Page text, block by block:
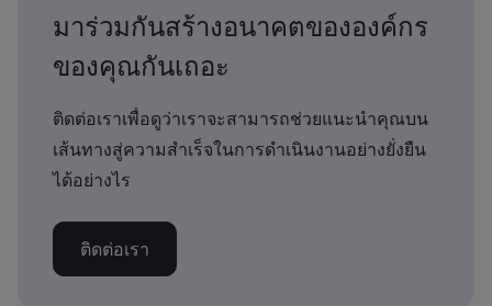
มาร่วมกันสร้างอนาคตขององค์กร
ของคุณกันเถอะ
ติดต่อเราเพื่อดูว่าเราจะสามารถช่วยแนะนำคุณบน
เส้นทางสู่ความสำเร็จในการดำเนินงานอย่างยั่งยืน
ได้อย่างไร
ติดต่อเรา